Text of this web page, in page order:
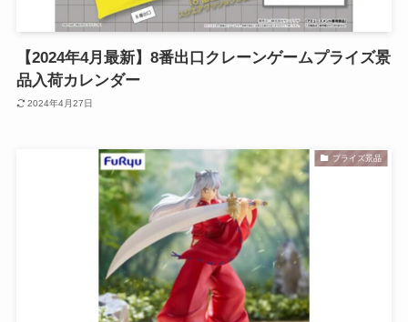
【2024年4月最新】8番出口クレーンゲームプライズ景
品入荷カレンダー
2024年4月27日
プライズ景品